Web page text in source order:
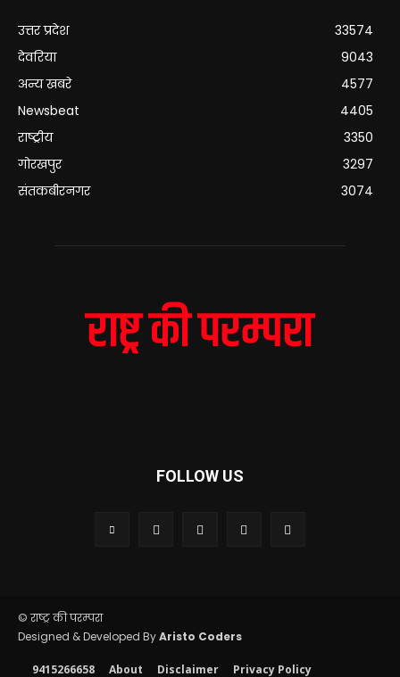
उत्तर प्रदेश
33574
देवरिया
9043
अन्य खबरे
4577
Newsbeat
4405
राष्ट्रीय
3350
गोरखपुर
3297
संतकबीरनगर
3074
FOLLOW US
© राष्ट्र की परम्परा
Designed & Developed ByAristo Coders
9415266658 About Disclaimer Privacy Policy